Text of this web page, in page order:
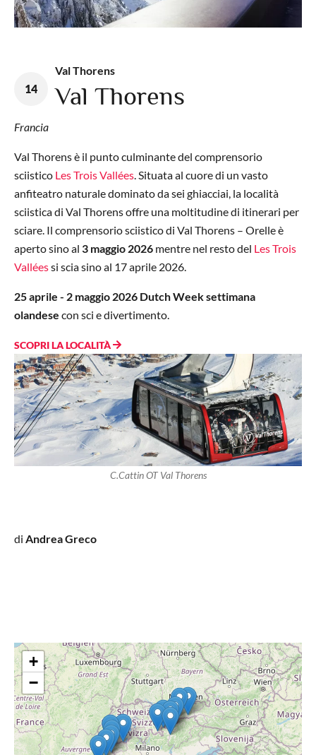
C.Cattin OT Val Thorens
14
Val Thorens
Val Thorens
Francia
Val Thorens è il punto culminante del comprensorio
sciistico Les Trois Vallées . Situata al cuore di un vasto
anfiteatro naturale dominato da sei ghiacciai, la località
sciistica di Val Thorens offre una moltitudine di itinerari per
sciare. Il comprensorio sciistico di Val Thorens – Orelle è
aperto sino al 3 maggio 2026 mentre nel resto del Les Trois
Valléessi scia sino al 17 aprile 2026.
25 aprile - 2 maggio 2026 Dutch Week settimana
olandese con sci e divertimento.
SCOPRI LA LOCALITÀ
di Andrea Greco
+
−